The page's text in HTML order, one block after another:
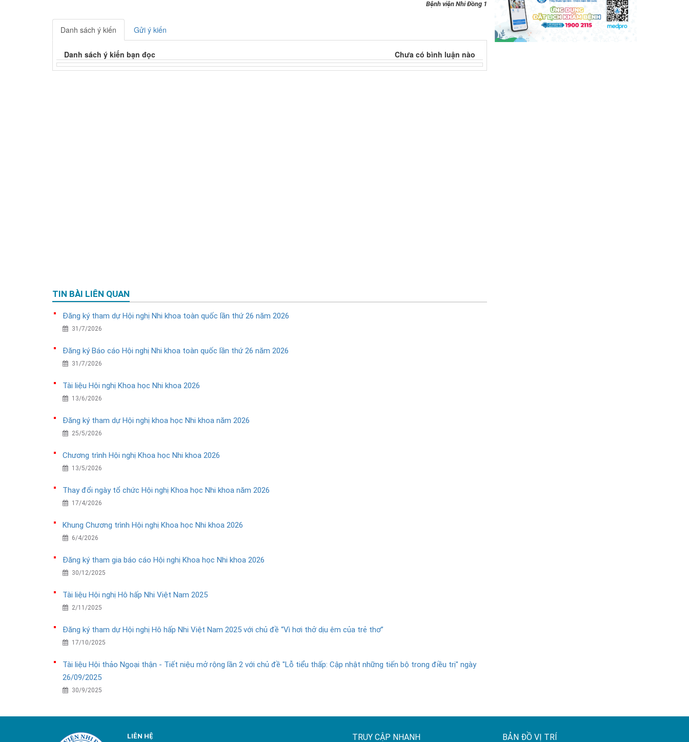
Bệnh viện Nhi Đồng 1
TIN BÀI LIÊN QUAN
Đăng ký tham dự Hội nghị Nhi khoa toàn quốc lần thứ 26 năm 2026
31/7/2026
Đăng ký Báo cáo Hội nghị Nhi khoa toàn quốc lần thứ 26 năm 2026
31/7/2026
Tài liệu Hội nghị Khoa học Nhi khoa 2026
13/6/2026
Đăng ký tham dự Hội nghị khoa học Nhi khoa năm 2026
25/5/2026
Chương trình Hội nghị Khoa học Nhi khoa 2026
13/5/2026
Thay đổi ngày tổ chức Hội nghị Khoa học Nhi khoa năm 2026
17/4/2026
Khung Chương trình Hội nghị Khoa học Nhi khoa 2026
6/4/2026
Đăng ký tham gia báo cáo Hội nghị Khoa học Nhi khoa 2026
30/12/2025
Tài liệu Hội nghị Hô hấp Nhi Việt Nam 2025
2/11/2025
Đăng ký tham dự Hội nghị Hô hấp Nhi Việt Nam 2025 với chủ đề “Vì hơi thở dịu êm của trẻ thơ”
17/10/2025
Tài liệu Hội thảo Ngoại thận - Tiết niệu mở rộng lần 2 với chủ đề "Lỗ tiểu thấp: Cập nhật những tiến bộ trong điều trị" ngày
26/09/2025
30/9/2025
LIÊN HỆ TRUY CẬP NHANH BẢN ĐỒ VỊ TRÍ